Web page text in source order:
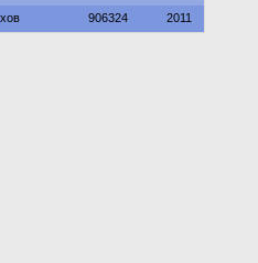
906324 2011